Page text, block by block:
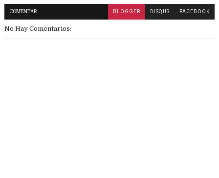
COMENTAR BLOGGER DISQUS FACEBOOK
No Hay Comentarios: